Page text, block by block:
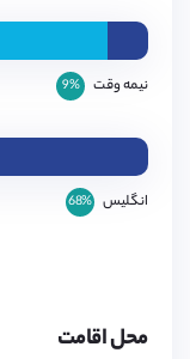
نیمه وقت
9%
انگلیس 68%
محل اقامت